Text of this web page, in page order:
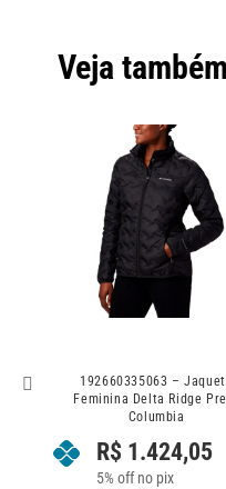
Veja
192660335063 – Jaqueta
Feminina Delta Ridge Preta
Columbia
R$1.424,05
5% off no pix